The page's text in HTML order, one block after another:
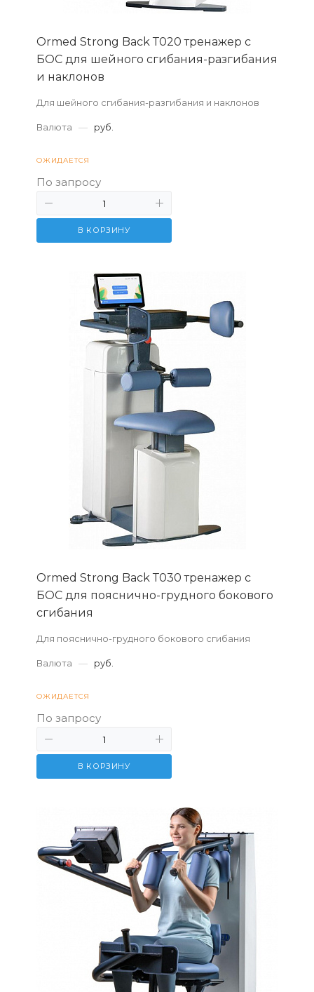
Ormed Strong Back Т020 тренажер с
БОС для шейного сгибания-разгибания
и наклонов
Для шейного сгибания-разгибания и наклонов
Валюта — руб.
ОЖИДАЕТСЯ
По запросу
В КОРЗИНУ
Ormed Strong Back Т030 тренажер с
БОС для пояснично-грудного бокового
сгибания
Для пояснично-грудного бокового сгибания
Валюта — руб.
ОЖИДАЕТСЯ
По запросу
В КОРЗИНУ